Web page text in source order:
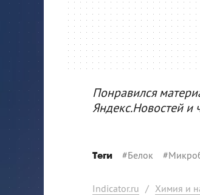
Понравился
Яндекс.Новостей и
Теги #Белок #
Indicator.ru / Химия и